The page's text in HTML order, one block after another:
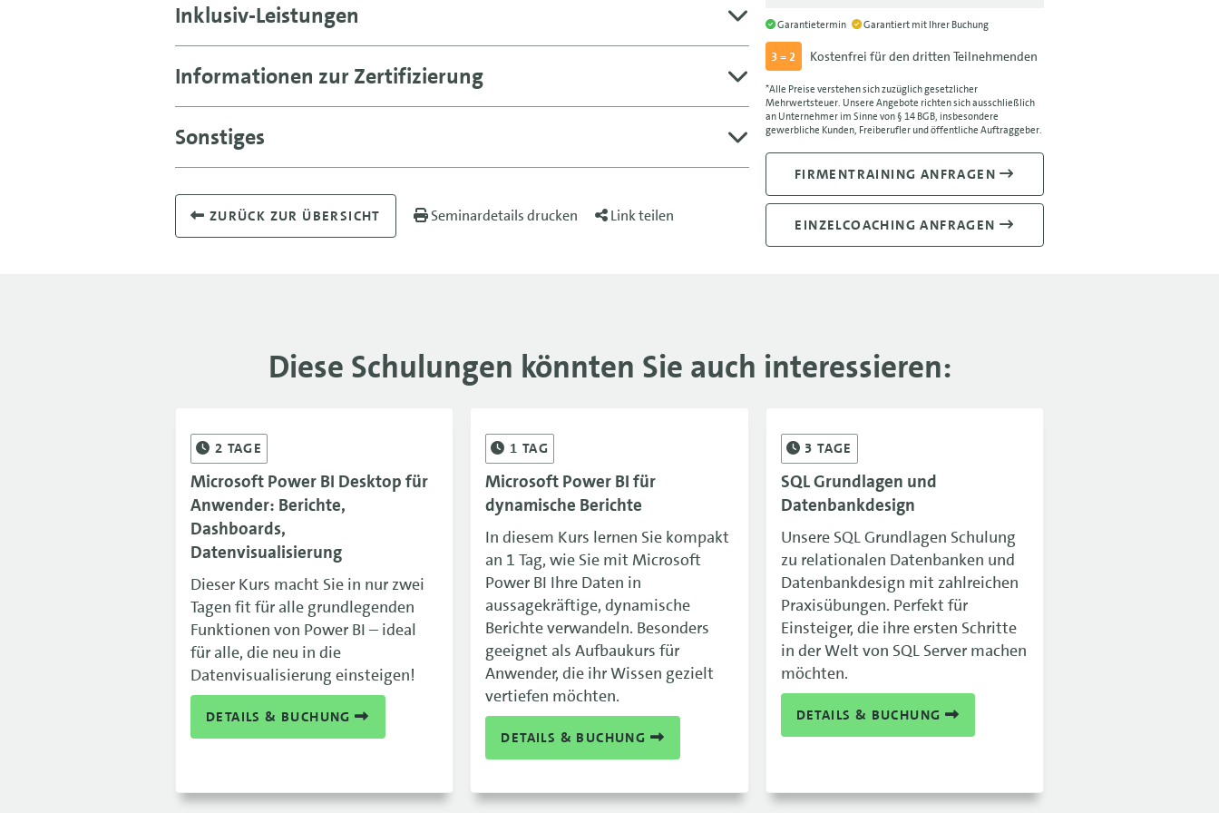
Inklusiv-Leistungen
Informationen zur Zertifizierung
Sonstiges
ZURÜCK ZUR ÜBERSICHT Seminardetails drucken Link teilen
Garantietermin Garantiert mit Ihrer Buchung
3 = 2 Kostenfrei für den dritten Teilnehmenden
*Alle Preise verstehen sich zuzüglich gesetzlicher
Mehrwertsteuer. Unsere Angebote richten sich ausschließlich
an Unternehmer im Sinne von § 14 BGB, insbesondere
gewerbliche Kunden, Freiberufler und öffentliche Auftraggeber.
FIRMENTRAINING ANFRAGEN
EINZELCOACHING ANFRAGEN
Diese Schulungen könnten Sie auch interessieren:
2 TAGE
Microsoft Power BI Desktop für
Anwender: Berichte,
Dashboards,
Datenvisualisierung
Dieser Kurs macht Sie in nur zwei
Tagen fit für alle grundlegenden
Funktionen von Power BI – ideal
für alle, die neu in die
Datenvisualisierung einsteigen!
DETAILS & BUCHUNG
1 TAG
Microsoft Power BI für
dynamische Berichte
In diesem Kurs lernen Sie kompakt
an 1 Tag, wie Sie mit Microsoft
Power BI Ihre Daten in
aussagekräftige, dynamische
Berichte verwandeln. Besonders
geeignet als Aufbaukurs für
Anwender, die ihr Wissen gezielt
vertiefen möchten.
DETAILS & BUCHUNG
3TAGE
SQL Grundlagen und
Datenbankdesign
Unsere SQL Grundlagen Schulung
zu relationalen Datenbanken und
Datenbankdesign mit zahlreichen
Praxisübungen. Perfekt für
Einsteiger, die ihre ersten Schritte
in der Welt von SQL Server machen
möchten.
DETAILS & BUCHUNG